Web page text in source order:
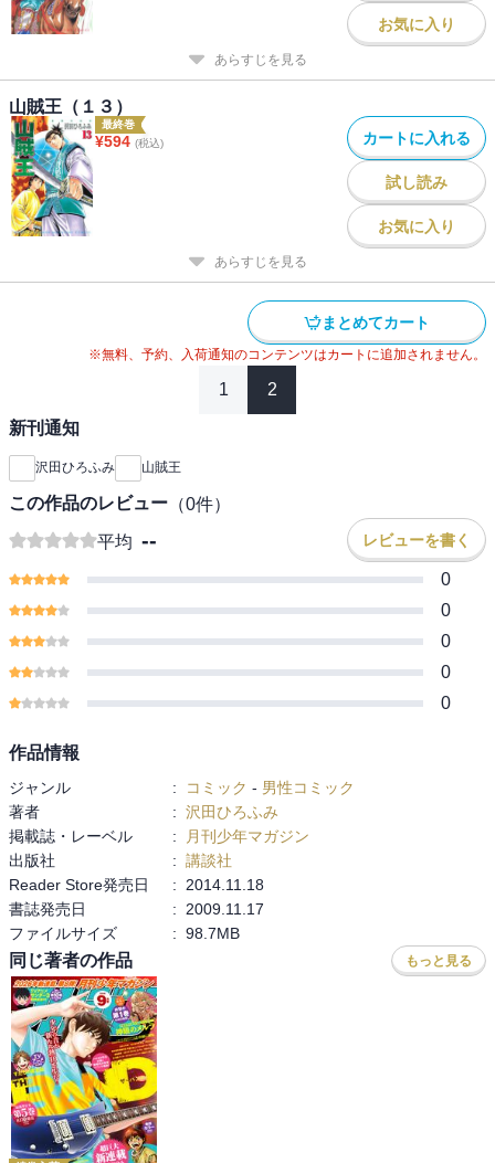
お気に入り
あらすじを見る
山賊王（１３）
最終巻
¥594 (税込) カートに入れる
試し読み
お気に入り
あらすじを見る
まとめてカート
※無料、予約、入荷通知のコンテンツはカートに追加されません。
1 2
新刊通知
沢田ひろふみ 山賊王
この作品のレビュー （0件）
平均 -- レビューを書く
0
0
0
0
0
作品情報
ジャンル : コミック - 男性コミック
著者
: 沢田ひろふみ
掲載誌・レーベル
:
月刊少年マガジン
出版社
: 講談社
Reader Store発売日
:
2014.11.18
書誌発売日
:
2009.11.17
ファイルサイズ
: 98.7MB
同じ著者の作品 もっと見る